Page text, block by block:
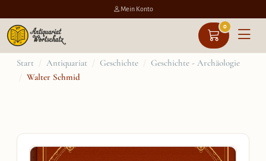
Mein Konto
0
Zum
Inhalt
Start / Antiquariat / Geschichte / Geschichte - Archäologie
/ Walter Schmid